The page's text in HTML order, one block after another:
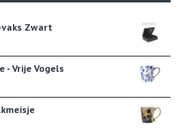
Zwart
- Vrije Vogels